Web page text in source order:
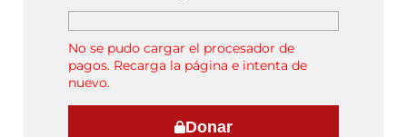
No se pudo cargar el procesador de
pagos. Recarga la página e intenta de
nuevo.
Donar